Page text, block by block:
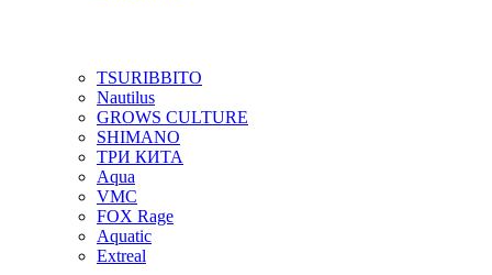
TSURIBBITO
Nautilus
GROWS CULTURE
SHIMANO
ТРИ КИТА
Aqua
VMC
FOX Rage
Aquatic
Extreal